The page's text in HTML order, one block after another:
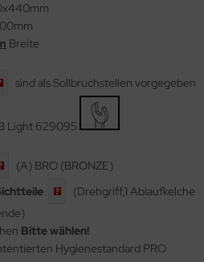
Breite
sind als Sollbruchstellen vorgegeben
Light 629095
(A) BRO (BRONZE)
(Drehgriff,1 Ablaufkelche
Bitte wählen!
Hygienestandard PRO